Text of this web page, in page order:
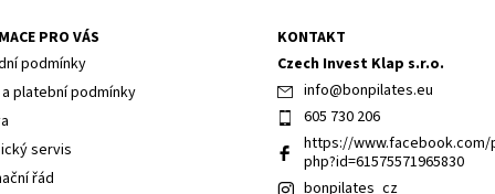
PRO VÁS
podmínky
platební podmínky
servis
řád
KONTAKT
Czech Invest Klap s.r.o.
info@bonpilates.eu
605 730 206
https://
php?id=61575571965830
bonpilates_cz